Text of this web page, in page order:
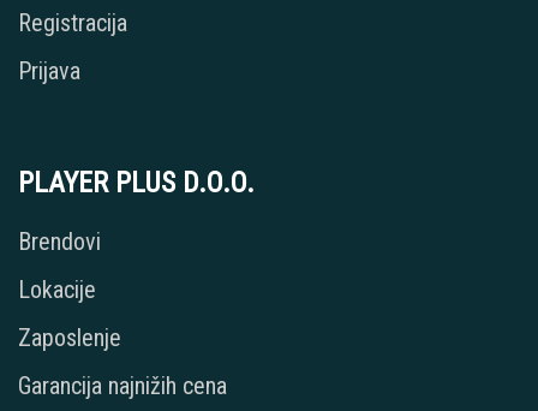
Registracija
Prijava
PLAYER PLUS D.O.O.
Brendovi
Lokacije
Zaposlenje
Garancija najnižih cena